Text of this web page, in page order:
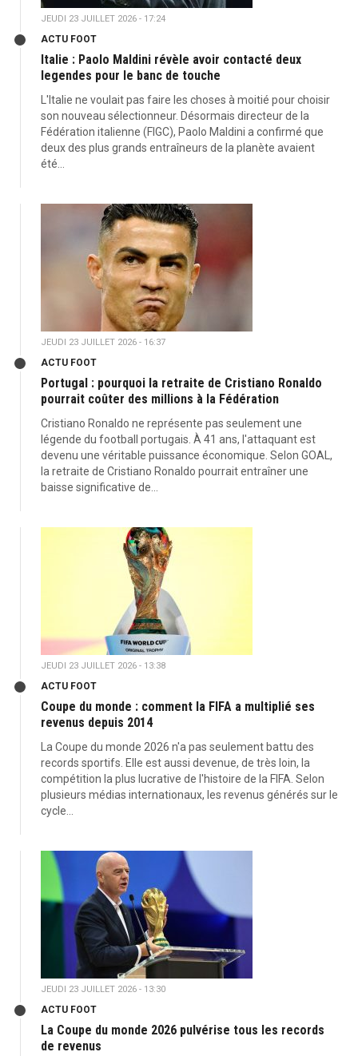
JEUDI 23 JUILLET 2026 - 17:24
ACTU FOOT
Italie : Paolo Maldini révèle avoir contacté deux
legendes pour le banc de touche
L'Italie ne voulait pas faire les choses à moitié pour choisir
son nouveau sélectionneur. Désormais directeur de la
Fédération italienne (FIGC), Paolo Maldini a confirmé que
deux des plus grands entraîneurs de la planète avaient
été...
JEUDI 23 JUILLET 2026 - 16:37
ACTU FOOT
Portugal : pourquoi la retraite de Cristiano Ronaldo
pourrait coûter des millions à la Fédération
Cristiano Ronaldo ne représente pas seulement une
légende du football portugais. À 41 ans, l'attaquant est
devenu une véritable puissance économique. Selon GOAL,
la retraite de Cristiano Ronaldo pourrait entraîner une
baisse significative de...
JEUDI 23 JUILLET 2026 - 13:38
ACTU FOOT
Coupe du monde : comment la FIFA a multiplié ses
revenus depuis 2014
La Coupe du monde 2026 n'a pas seulement battu des
records sportifs. Elle est aussi devenue, de très loin, la
compétition la plus lucrative de l'histoire de la FIFA. Selon
plusieurs médias internationaux, les revenus générés sur le
cycle...
JEUDI 23 JUILLET 2026 - 13:30
ACTU FOOT
La Coupe du monde 2026 pulvérise tous les records
de revenus